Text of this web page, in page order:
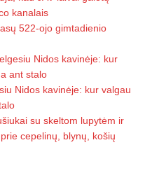
kanalais
522-ojo gimtadienio
Nidos kavinėje: kur
ant stalo
Nidos kavinėje: kur valgau
su skeltom lupytėm ir
cepelinų, blynų, košių